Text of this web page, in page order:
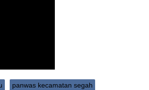
panwas kecamatan segah